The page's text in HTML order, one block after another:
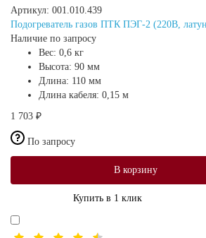
Артикул: 001.010.439
Подогреватель газов ПТК ПЭГ-2 (220В,
Наличие по запросу
Вес: 0,6 кг
Высота: 90 мм
Длина: 110 мм
Длина кабеля: 0,15 м
1 703 ₽
По запросу
В корзину
Купить в 1 клик